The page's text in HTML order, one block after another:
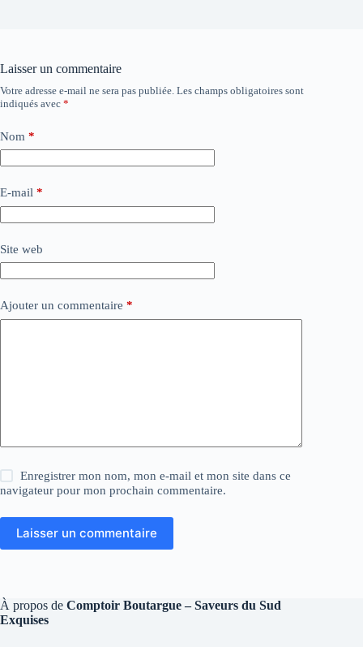
Laisser un commentaire
Votre adresse e-mail ne sera pas publiée. Les champs obligatoires sont
indiqués avec *
Nom *
E-mail *
Site web
Ajouter un commentaire *
Enregistrer mon nom, mon e-mail et mon site dans ce
navigateur pour mon prochain commentaire.
Laisser un commentaire
À propos de Comptoir Boutargue – Saveurs du Sud
Exquises